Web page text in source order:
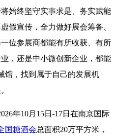
始终坚守实事求是、务实赋能
假宣传，全力做好展会筹备、
位参展商都能有所收获、有所
，还是中小微创新企业，都能
馆，找到属于自己的发展机
年10月15日-17日在南京国际
国糖酒会总面积20万平方米，